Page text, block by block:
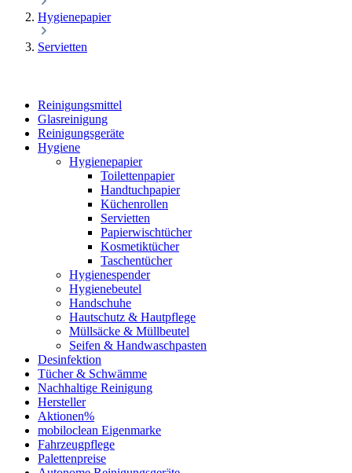
Hygienepapier
Servietten
Reinigungsmittel
Glasreinigung
Reinigungsgeräte
Hygiene
Hygienepapier
Toilettenpapier
Handtuchpapier
Küchenrollen
Servietten
Papierwischtücher
Kosmetiktücher
Taschentücher
Hygienespender
Hygienebeutel
Handschuhe
Hautschutz & Hautpflege
Müllsäcke & Müllbeutel
Seifen & Handwaschpasten
Desinfektion
Tücher & Schwämme
Nachhaltige Reinigung
Hersteller
Aktionen%
mobiloclean Eigenmarke
Fahrzeugpflege
Palettenpreise